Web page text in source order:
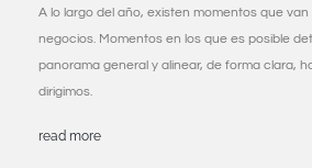
A lo largo del año, existen momentos que
negocios. Momentos en los que es posible
panorama general y alinear, de forma clara,
dirigimos.
read more